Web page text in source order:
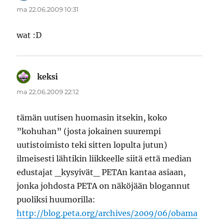
ma 22.06.2009 10:31
wat :D
keksi
ma 22.06.2009 22:12
tämän uutisen huomasin itsekin, koko
”kohuhan” (josta jokainen suurempi
uutistoimisto teki sitten lopulta jutun)
ilmeisesti lähtikin liikkeelle siitä että median
edustajat _kysyivät_ PETAn kantaa asiaan,
jonka johdosta PETA on näköjään blogannut
puoliksi huumorilla:
http://blog.peta.org/archives/2009/06/obama